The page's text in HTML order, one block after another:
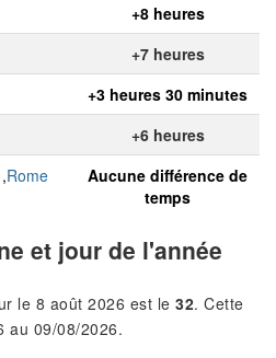
+8 heures
+7 heures
+3 heures 30 minutes
+6 heures
,Rome
Aucune différence de
temps
et jour de l'année
le 8 août 2026 est le 32. Cette
au 09/08/2026.